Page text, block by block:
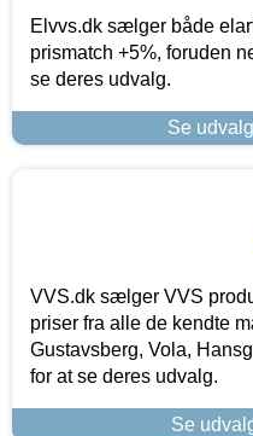
Elvvs.dk sælger både
prismatch +5%, foruden
se deres udvalg.
Se
VVS.dk sælger VVS
priser fra alle de kendte
Gustavsberg, Vola,
for at se deres udvalg.
Se